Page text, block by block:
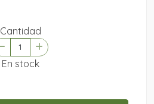
Cantidad
En stock